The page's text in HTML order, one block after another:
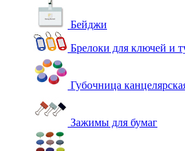
Бейджи
Брелоки для ключей и
Губочница
Зажимы для бумаг